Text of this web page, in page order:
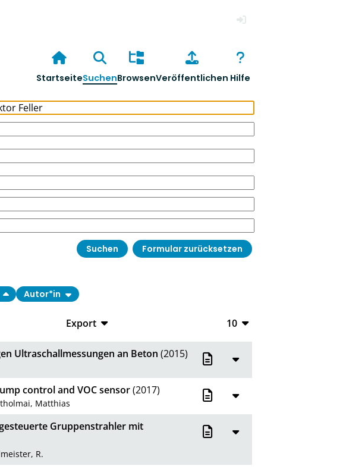
StartseiteSuchenBrowsenVeröffentlichen Hilfe
Export
CSV
XML
10
10
20
100
Autor*in
Ultraschallmessungen an Beton (2015)
control and VOC sensor(2017)
Matthias
Gruppenstrahler mit
R.